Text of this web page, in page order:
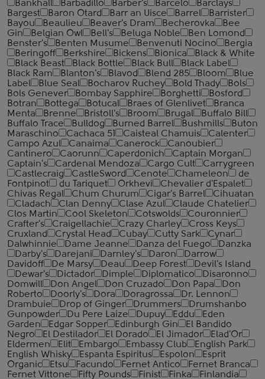
Bankhall
Barbadillo Barber's Barcelo
Barclays
Bargest
Baron Otard Barr an Uisce Barrel
Barrister
Bayou
Beaulieu Beaver's Dram Becherovka
Bee
Gin
Belgian Owl Bell's Beluga Noble
Ben Lomond
Benster's
Benten Musume Benvenuti Nocino
Bergia
Beringoff
Berkshire Bickens Bionica
Black & White
Black Beast
Black Bottle Black Bull
Black Label
Black Ram
Blanton's Blavod Blend 285 Bloom
Blue
Label
Blue Seal Bocharov Ruchey Bold Thady
Bols
Bols Genever
Bombay Sapphire Borghetti
Bosford
Botran
Bottega Botucal Braes of Glenlivet
Branca
Menta
Brenne Bristoll's Broom Brugal
Buffalo Bill
Buffalo Trace
Bulldog Burned Barrel Bushmills
Buton
Maraschino
Cachaca 51 Caisteal Chamuis
Calenter
Campo Azul
Canaima Canerock
Canoubier
Cantinero
Caorunn Caperdonich
Captain Morgan
Captain's
Cardenal Mendoza Cargo Cult
Carrygreen
Castlecraig
CastleSword Cenote Chameleon
de
Fontpinot
du Tariquet Orkhevi
Chevalier d'Espalet
Chivas Regal
Chum Churum Cigar's Barrel
Cihuatan
Cladach
Clan Denny Clase Azul
Claude Chatelier
Clos Martin
Cool Skeleton Cotswolds
Couronnier
Crafter's
Craigellachie Crazy Charley
Cross Keys
Cruxland
Crystal Head Cubay Cutty Sark
Cynar
Dalwhinnie
Dame Jeanne Danza del Fuego
Danzka
Darby's
Darejani Darnley's Daron
Darrow
Davidoff
De Marsy Deau Deep Forest
Devil's Island
Dewar's
Dictador Dimple Diplomatico
Disaronno
Domwill
Don Angel Don Cruzado Don Papa
Don
Roberto
Doorly's Dora Doragrossa
Dr. Lennon
Drambuie
Drop of Ginger Drummers
Drumshanbo
Gunpowder
Du Pere Laize Dupuy Eddu
Eden
Garden
Edgar Sopper Edinburgh Gin
El Bandido
Negro
El Destilador El Dorado El Jimador
Elad'Or
Eldermen
Elit Embargo Embassy Club
English Park
English Whisky
Espanta Espiritus Espolon
Esprit
Organic
Etsu Facundo Fernet Antico
Fernet Branca
Fernet Vittone
Fifty Pounds Finist Finka
Finlandia